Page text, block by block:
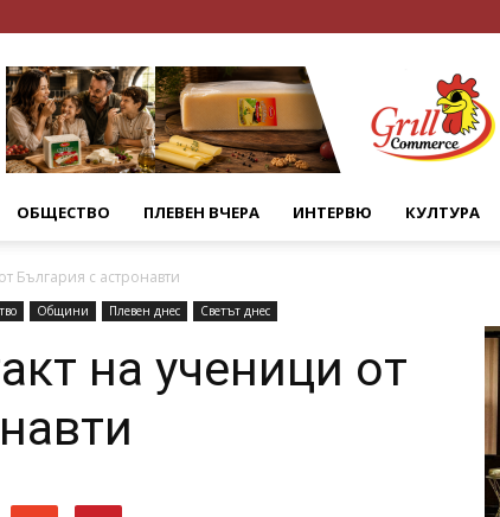
ОБЩЕСТВО ПЛЕВЕН ВЧЕРА ИНТЕРВЮ КУЛТУРА
България с астронавти
Общини Плевен днес Светът днес
на ученици от